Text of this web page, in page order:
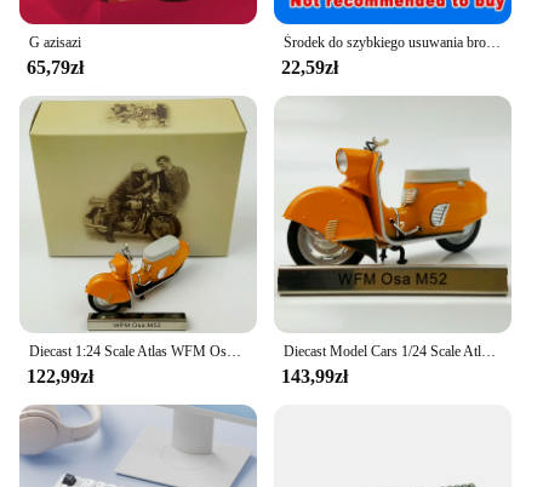
G azisazi
65,79zł
Środek do szybkiego usuwania brodawek laserowych - leczy podeszwowe i brodawki atakujące brodawki, brodawki generitalne, kontakt Upon, łatwy w użyciu długopis laserowy
22,59zł
Diecast 1:24 Scale Atlas WFM Osa M52 Motorcycle Simulation Alloy Model Collection Static Souvenir Display Decoration Toys Gift
122,99zł
Diecast Model Cars 1/24 Scale Atlas WFM Osa M52 Motorcycle Alloy Model Collection Display Hot Gift Classic Toys for Boys
143,99zł